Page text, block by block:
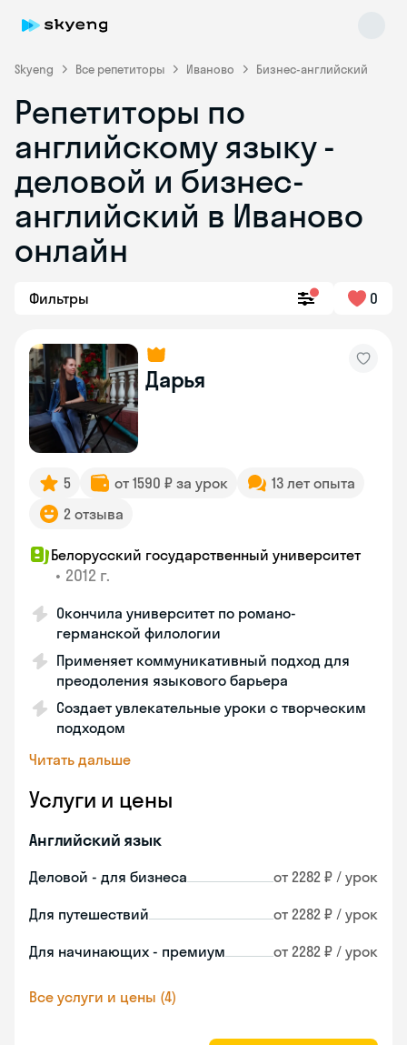
Skyeng Все репетиторы Иваново Бизнес-английский
Репетиторы по
английскому языку -
деловой и бизнес-
английский в Иваново
онлайн
Фильтры 0
Дарья
5 от 1590 ₽ за урок
13 лет опыта
2 отзыва
Белорусский государственный университет
• 2012 г.
Окончила университет по романо-
германской филологии
Применяет коммуникативный подход для
преодоления языкового барьера
Создает увлекательные уроки с творческим
подходом
Читать дальше
Услуги и цены
Английский язык
Деловой - для бизнеса от 2282 ₽ / урок
Для путешествий от 2282 ₽ / урок
Для начинающих - премиум от 2282 ₽ / урок
Все услуги и цены (4)
Skyeng Chat
online